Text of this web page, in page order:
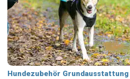
Hundezubehör